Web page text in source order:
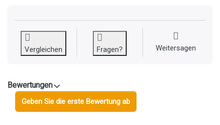
Vergleichen Fragen? Weitersagen
Bewertungen
Geben Sie die erste Bewertung ab